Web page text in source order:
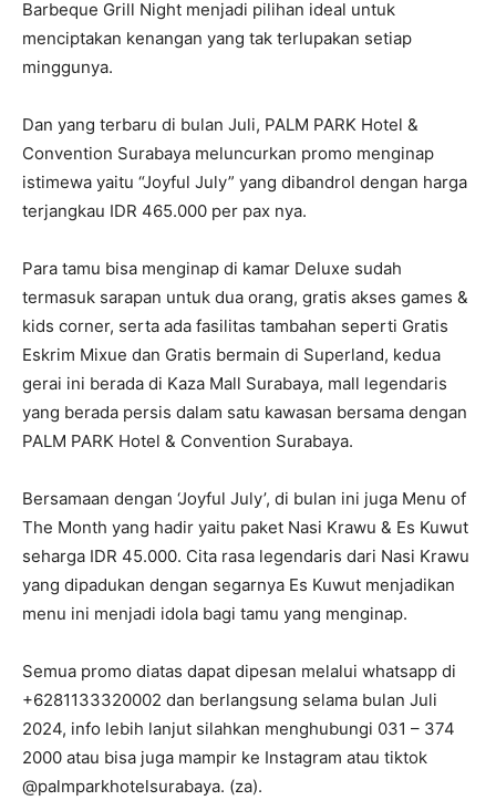
Barbeque Grill Night menjadi pilihan ideal untuk
menciptakan kenangan yang tak terlupakan setiap
minggunya.
Dan yang terbaru di bulan Juli, PALM PARK Hotel &
Convention Surabaya meluncurkan promo menginap
istimewa yaitu “Joyful July” yang dibandrol dengan harga
terjangkau IDR 465.000 per pax nya.
Para tamu bisa menginap di kamar Deluxe sudah
termasuk sarapan untuk dua orang, gratis akses games &
kids corner, serta ada fasilitas tambahan seperti Gratis
Eskrim Mixue dan Gratis bermain di Superland, kedua
gerai ini berada di Kaza Mall Surabaya, mall legendaris
yang berada persis dalam satu kawasan bersama dengan
PALM PARK Hotel & Convention Surabaya.
Bersamaan dengan ‘Joyful July’, di bulan ini juga Menu of
The Month yang hadir yaitu paket Nasi Krawu & Es Kuwut
seharga IDR 45.000. Cita rasa legendaris dari Nasi Krawu
yang dipadukan dengan segarnya Es Kuwut menjadikan
menu ini menjadi idola bagi tamu yang menginap.
Semua promo diatas dapat dipesan melalui whatsapp di
+6281133320002 dan berlangsung selama bulan Juli
2024, info lebih lanjut silahkan menghubungi 031 – 374
2000 atau bisa juga mampir ke Instagram atau tiktok
@palmparkhotelsurabaya. (za).